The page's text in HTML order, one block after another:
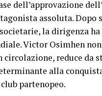
dell’approvazione
assoluta.
la dirigenza
Victor Osimhen
reduce da
alla
partenopeo.